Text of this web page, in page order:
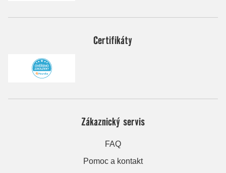
Certifikáty
Zákaznický servis
FAQ
Pomoc a kontakt